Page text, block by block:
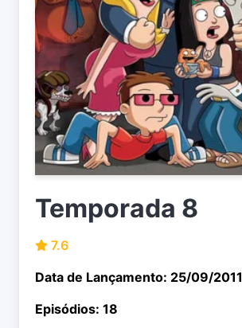
Temporada 8
7.6
Data de Lançamento: 25/09/2011
Episódios: 18